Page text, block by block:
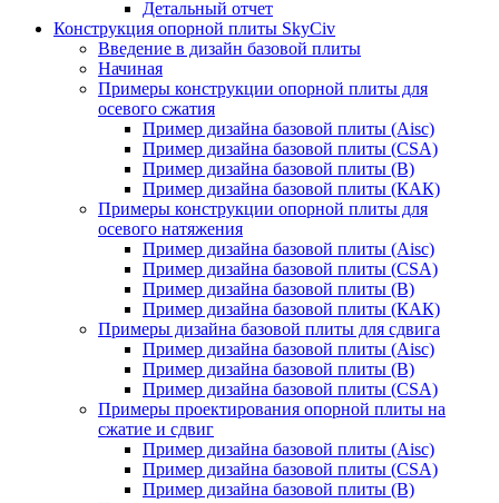
Детальный отчет
Конструкция опорной плиты SkyCiv
Введение в дизайн базовой плиты
Начиная
Примеры конструкции опорной плиты для
осевого сжатия
Пример дизайна базовой плиты (Aisc)
Пример дизайна базовой плиты (CSA)
Пример дизайна базовой плиты (В)
Пример дизайна базовой плиты (КАК)
Примеры конструкции опорной плиты для
осевого натяжения
Пример дизайна базовой плиты (Aisc)
Пример дизайна базовой плиты (CSA)
Пример дизайна базовой плиты (В)
Пример дизайна базовой плиты (КАК)
Примеры дизайна базовой плиты для сдвига
Пример дизайна базовой плиты (Aisc)
Пример дизайна базовой плиты (В)
Пример дизайна базовой плиты (CSA)
Примеры проектирования опорной плиты на
сжатие и сдвиг
Пример дизайна базовой плиты (Aisc)
Пример дизайна базовой плиты (CSA)
Пример дизайна базовой плиты (В)